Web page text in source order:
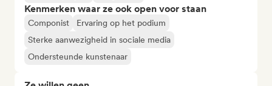
Kenmerken waar ze ook open voor staan
Componist
Ervaring op het podium
Sterke aanwezigheid in sociale media
Ondersteunde kunstenaar